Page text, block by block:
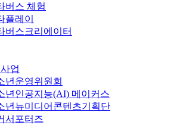
버스 체험
플레이
버스크리에이터
업
년운영위원회
년인공지능(AI) 메이커스
년뉴미디어콘텐츠기획단
서포터즈